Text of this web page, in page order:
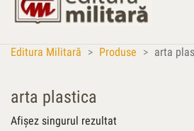
Editura Militară > Produse > arta
arta plastica
Afișez singurul rezultat